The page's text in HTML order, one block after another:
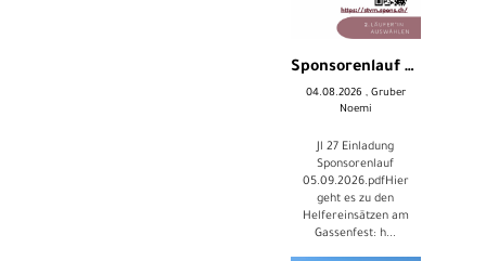
Sponsorenlauf am Gassenfest
04.08.2026 , Gruber
Noemi
Jl 27 Einladung
Sponsorenlauf
05.09.2026.pdfHier
geht es zu den
Helfereinsätzen am
Gassenfest: h...